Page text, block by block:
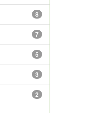
8
7
5
3
2